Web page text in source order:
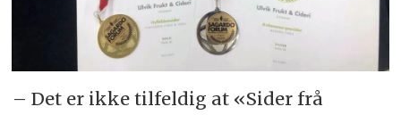
– Det er ikke tilfeldig at «Sider frå